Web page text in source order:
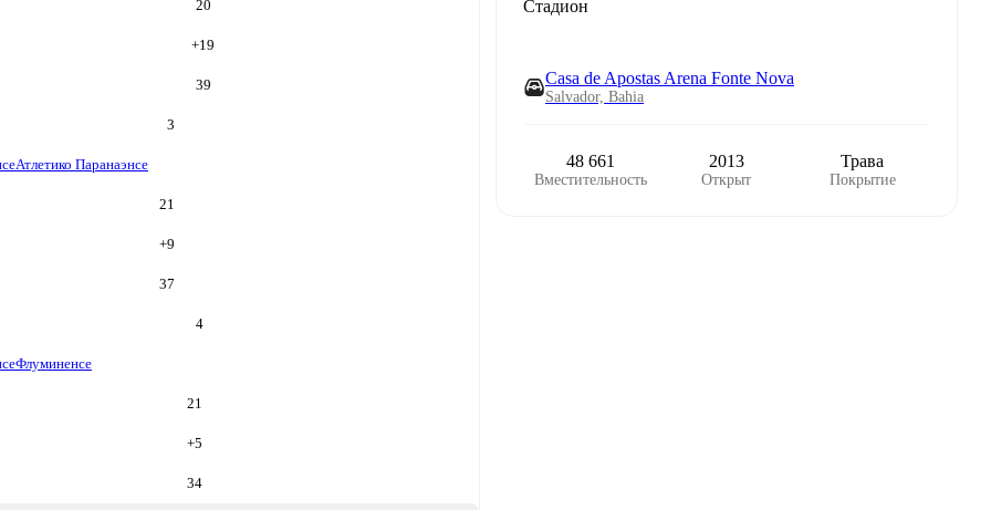
20
+19
39
3
Атлетико Паранаэнсе
21
+9
37
4
Флуминенсе
21
+5
34
Стадион
Casa de Apostas Arena Fonte Nova
Salvador, Bahia
48 661
Вместительность
2013
Открыт
Трава
Покрытие